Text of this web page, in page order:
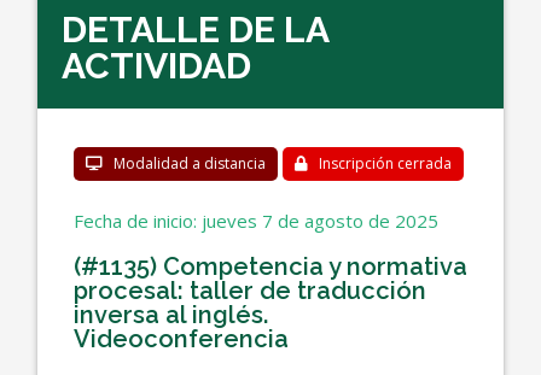
DETALLE DE LA
ACTIVIDAD
Modalidad a distancia Inscripción cerrada
Fecha de inicio: jueves 7 de agosto de 2025
(#1135) Competencia y normativa
procesal: taller de traducción
inversa al inglés.
Videoconferencia